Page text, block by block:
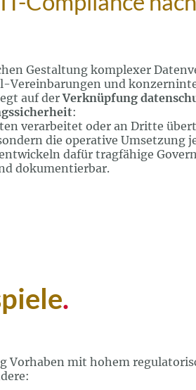
Gestaltung komplexer
und
auf derVerknüpfung
:
verarbeitet oder an Dritte
die operative Umsetzung
dafür tragfähige
dokumentierbar.
.
Vorhaben mit hohem